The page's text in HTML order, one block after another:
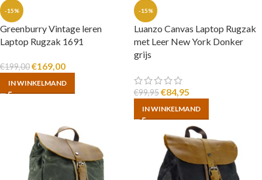
-15%
Greenburry Vintage leren
Laptop Rugzak 1691
€199,00€169,00
IN WINKELMAND
-15%
Luanzo Canvas Laptop Rugzak
met Leer New York Donker
grijs
€99,95€84,95
IN WINKELMAND